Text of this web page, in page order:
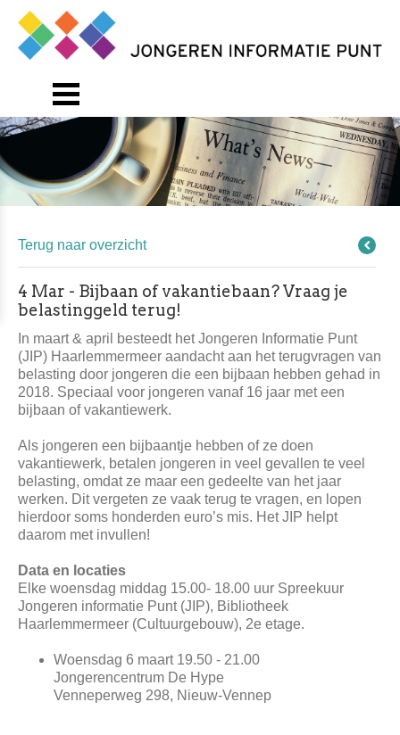
Terug naar overzicht
4 Mar - Bijbaan of vakantiebaan? Vraag je
belastinggeld terug!
In maart & april besteedt het Jongeren Informatie Punt
(JIP) Haarlemmermeer aandacht aan het terugvragen van
belasting door jongeren die een bijbaan hebben gehad in
2018. Speciaal voor jongeren vanaf 16 jaar met een
bijbaan of vakantiewerk.
Als jongeren een bijbaantje hebben of ze doen
vakantiewerk, betalen jongeren in veel gevallen te veel
belasting, omdat ze maar een gedeelte van het jaar
werken. Dit vergeten ze vaak terug te vragen, en lopen
hierdoor soms honderden euro’s mis. Het JIP helpt
daarom met invullen!
Data en locaties
Elke woensdag middag 15.00- 18.00 uur Spreekuur
Jongeren informatie Punt (JIP), Bibliotheek
Haarlemmermeer (Cultuurgebouw), 2e etage.
Woensdag 6 maart 19.50 - 21.00
Jongerencentrum De Hype
Venneperweg 298, Nieuw-Vennep